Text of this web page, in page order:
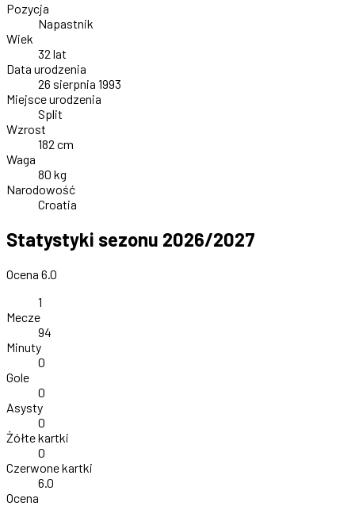
Pozycja
Napastnik
Wiek
32 lat
Data urodzenia
26 sierpnia 1993
Miejsce urodzenia
Split
Wzrost
182 cm
Waga
80 kg
Narodowość
Croatia
Statystyki sezonu 2026/2027
Ocena 6.0
1
Mecze
94
Minuty
0
Gole
0
Asysty
0
Żółte kartki
0
Czerwone kartki
6.0
Ocena